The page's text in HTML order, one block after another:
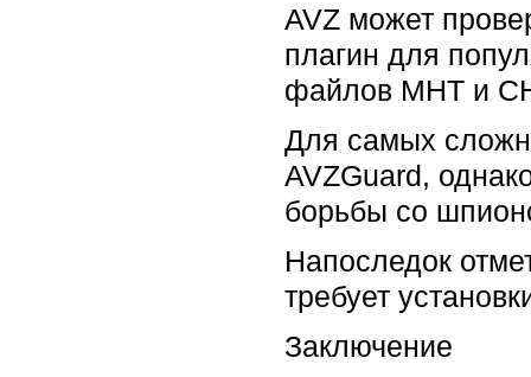
AVZ может
плагин для
файлов MHT и
Для самых
AVZGuard,
борьбы со
Напоследок
требует
Заключение